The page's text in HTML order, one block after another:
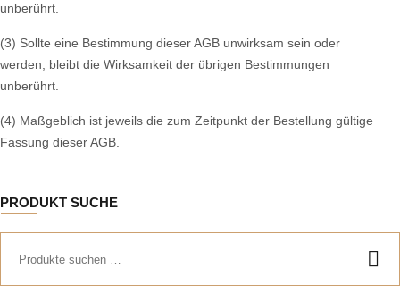
unberührt.
(3) Sollte eine Bestimmung dieser AGB unwirksam sein oder
werden, bleibt die Wirksamkeit der übrigen Bestimmungen
unberührt.
(4) Maßgeblich ist jeweils die zum Zeitpunkt der Bestellung gültige
Fassung dieser AGB.
PRODUKT SUCHE